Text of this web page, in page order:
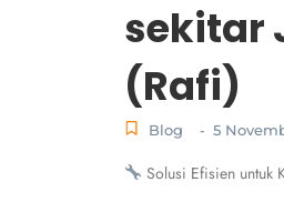
sekitar
(Rafi)
Blog - 5
Solusi Efisien untuk